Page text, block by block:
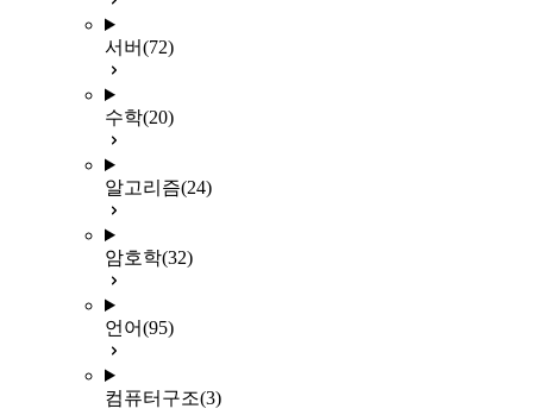
서버(72)
수학(20)
알고리즘(24)
암호학(32)
언어(95)
컴퓨터구조(3)